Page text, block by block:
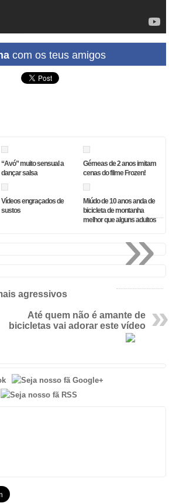
com os teus amigos
“Avó” muito sensual a
dançar salsa
Gémeas de 2 anos imitam
cenas do filme Frozen!
Vídeos engraçados de
sustos
Miúdo de 10 anos anda de
bicicleta de montanha
melhor que alguns adultos
agressivos
Até quem não é amante de
bicicletas vai adorar este vídeo
»